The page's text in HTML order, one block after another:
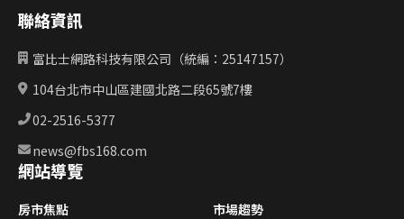
聯絡資訊
富比士網路科技有限公司（統編：25147157）
104台北市中山區建國北路二段65號7樓
02-2516-5377
news@fbs168.com
網站導覽
房市焦點 市場趨勢